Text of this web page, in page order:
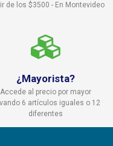
de los $3500 - En Montevideo
¿Mayorista?
Accede al precio por mayor
6 artículos iguales o 12
diferentes